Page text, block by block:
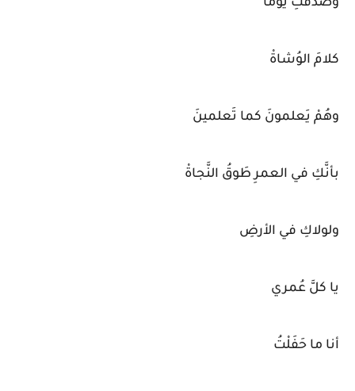
وصَدَّقْتِ يَومًا
كلامَ الوُشاةْ
وهُمْ يَعلمونَ كما تَعلمينَ
بأنَّكِ في العمرِ طَوقُ النَّجاةْ
ولولاكِ في الأرضِ
يا كلَّ عُمري
أنا ما حَفَلْتُ